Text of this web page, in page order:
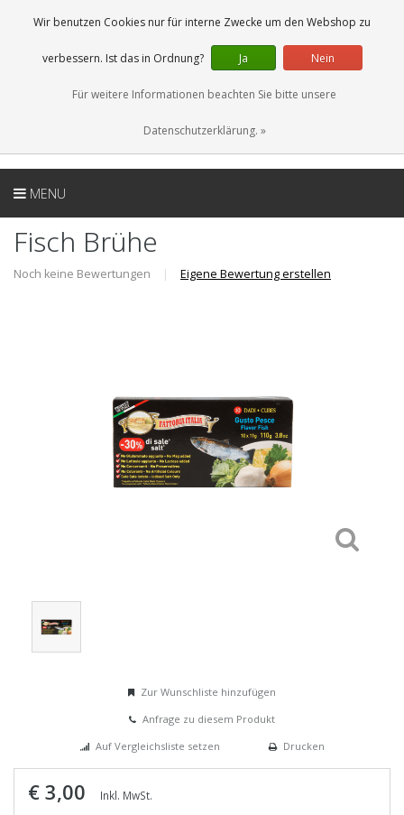
0 Artikel
DE
MENU
Fisch Brühe
Noch keine Bewertungen | Eigene Bewertung erstellen
Zur Wunschliste hinzufügen
Anfrage zu diesem Produkt
Auf Vergleichsliste setzen
Drucken
€ 3,00 Inkl. MwSt.
Wir benutzen Cookies nur für interne Zwecke um den Webshop zu
verbessern. Ist das in Ordnung? Ja Nein
Für weitere Informationen beachten Sie bitte unsere
Datenschutzerklärung. »